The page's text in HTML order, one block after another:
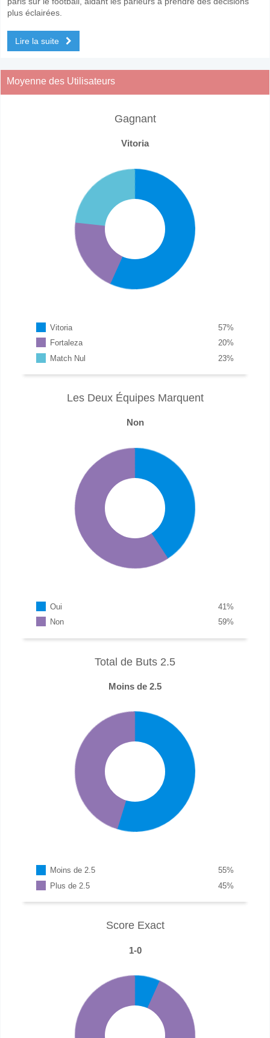
plus éclairées.
Lire la suite
Moyenne des Utilisateurs
Gagnant
Vitoria
Vitoria %
57
Fortaleza
%
20
Match Nul
%
23
Les Deux Équipes Marquent
Non
Oui %
41
Non
%
59
Total de Buts 2.5
Moins de 2.5
Moins de 2.5 %
55
Plus de 2.5
%
45
Score Exact
1-0